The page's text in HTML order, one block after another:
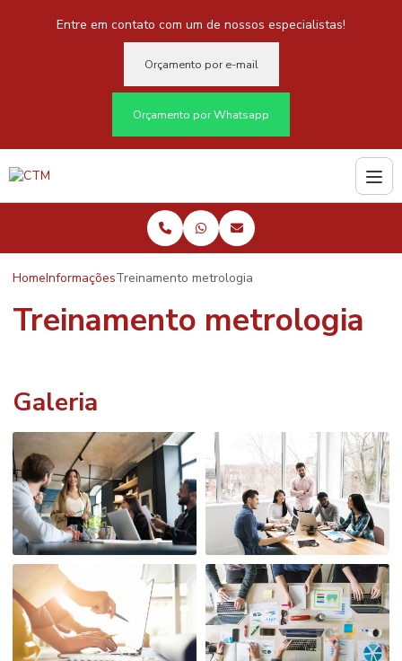
Entre em contato com um de nossos especialistas!
Orçamento por e-mail
Orçamento por Whatsapp
HomeInformaçõesTreinamento metrologia
Treinamento metrologia
Galeria